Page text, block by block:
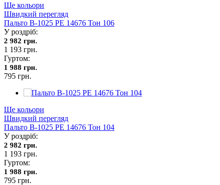
Ще кольори
Швидкий перегляд
Пальто В-1025 PE 14676 Тон 106
У роздріб:
2 982 грн.
1 193 грн.
Гуртом:
1 988 грн.
795 грн.
Ще кольори
Швидкий перегляд
Пальто В-1025 PE 14676 Тон 104
У роздріб:
2 982 грн.
1 193 грн.
Гуртом:
1 988 грн.
795 грн.